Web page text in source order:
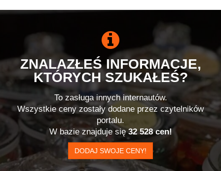
ZNALAZŁEŚ INFORMACJE,
KTÓRYCH SZUKAŁEŚ?
To zasługa innych internautów.
Wszystkie ceny zostały dodane przez czytelników
portalu.
W bazie znajduje się32 528 cen!
DODAJ SWOJE CENY!